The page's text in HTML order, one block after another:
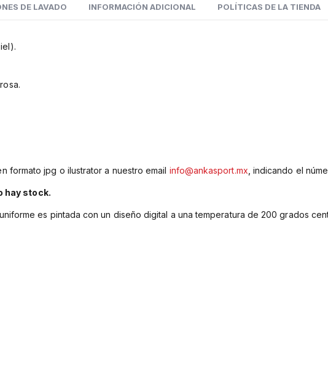
DE LAVADO INFORMACIÓN ADICIONAL POLÍTICAS DE LA TIENDA
formato jpg o ilustrator a nuestro email info@ankasport.mx indicando el
hay stock.
es pintada con un diseño digital a una temperatura de 200 grados